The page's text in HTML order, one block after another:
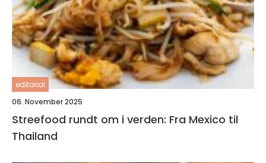
editorial
06. November 2025
Streefood rundt om i verden: Fra Mexico til
Thailand